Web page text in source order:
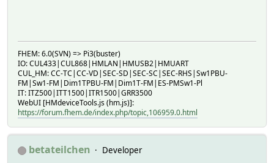
FHEM: 6.0(SVN) => Pi3(buster)
IO: CUL433|CUL868|HMLAN|HMUSB2|HMUART
CUL_HM: CC-TC|CC-VD|SEC-SD|SEC-SC|SEC-RHS|Sw1PBU-
FM|Sw1-FM|Dim1TPBU-FM|Dim1T-FM|ES-PMSw1-Pl
IT: ITZ500|ITT1500|ITR1500|GRR3500
WebUI [HMdeviceTools.js (hm.js)]:
https://forum.fhem.de/index.php/topic,106959.0.html
betateilchen
Developer